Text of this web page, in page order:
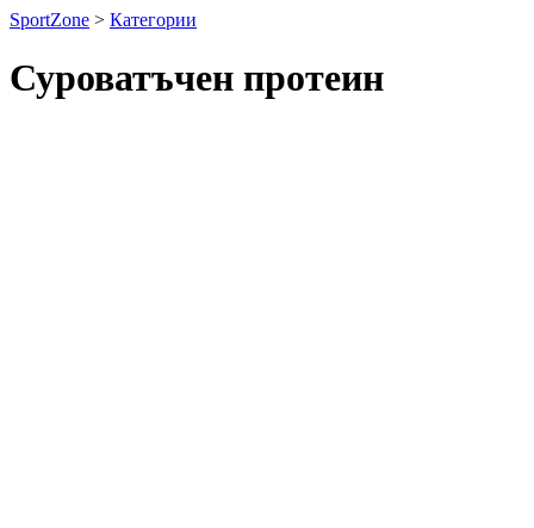
SportZone > Категории
Суроватъчен протеин